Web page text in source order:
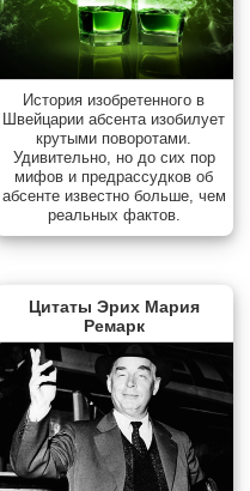
История изобретенного в
Швейцарии абсента изобилует
крутыми поворотами.
Удивительно, но до сих пор
мифов и предрассудков об
абсенте известно больше, чем
реальных фактов.
Цитаты Эрих Мария
Ремарк